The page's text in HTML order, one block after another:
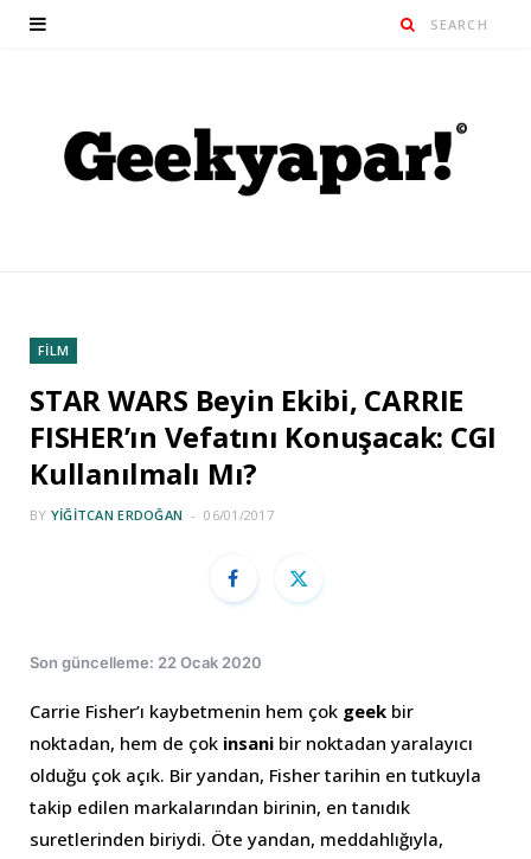
FİLM
STAR WARS Beyin Ekibi, CARRIE
FISHER’ın Vefatını Konuşacak: CGI
Kullanılmalı Mı?
BY YIĞITCAN ERDOĞAN 06/01/2017
Son güncelleme: 22 Ocak 2020
Carrie Fisher’ı kaybetmenin hem çok geek bir
noktadan, hem de çok insani bir noktadan yaralayıcı
olduğu çok açık. Bir yandan, Fisher tarihin en tutkuyla
takip edilen markalarından birinin, en tanıdık
suretlerinden biriydi. Öte yandan, meddahlığıyla,